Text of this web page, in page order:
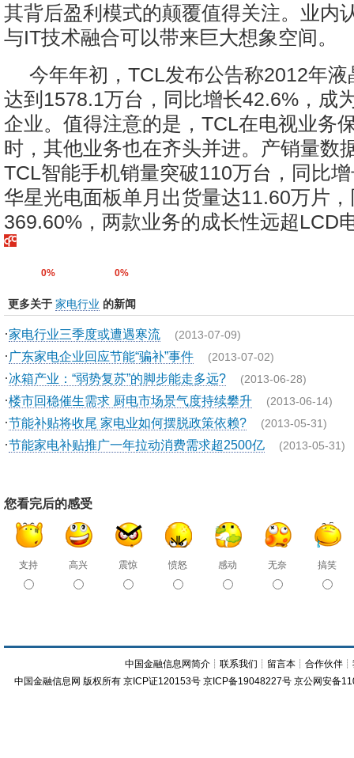
其背后盈利模式的颠覆值得关注。业内
与IT技术融合可以带来巨大想象空间。
今年年初，TCL发布公告称2012年
达到1578.1万台，同比增长42.6%，成
企业。值得注意的是，TCL在电视业务
时，其他业务也在齐头并进。产销量数
TCL智能手机销量突破110万台，同比
华星光电面板单月出货量达11.60万片
369.60%，两款业务的成长性远超LCD
0% 0%
更多关于 家电行业 的新闻
·家电行业三季度或遭遇寒流 (2013-07-09)
· 广东家电企业回应节能“骗补”事件 (2013-07-02)
·冰箱产业：“弱势复苏”的脚步能走多远? (2013-06-28)
·楼市回稳催生需求 厨电市场景气度持续攀升 (2013-06-14)
·节能补贴将收尾 家电业如何摆脱政策依赖? (2013-05-31)
·节能家电补贴推广一年拉动消费需求超2500亿 (2013-05-31)
您看完后的感受
支持 高兴 震惊 愤怒 感动 无奈 搞笑
中国金融信息网简介 ┊联系我们 ┊ 留言本 ┊合作伙伴 ┊
中国金融信息网 版权所有 京ICP证120153号 京ICP备19048227号 京公网安备